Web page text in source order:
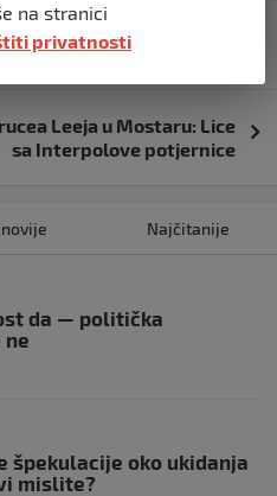
promijenio naziv Wi-
Leeja u Mostaru: Lice
sa Interpolove potjernice
Najčitanije
da — politička
ne
špekulacije oko ukidanja
mislite?
na stranici
privatnosti